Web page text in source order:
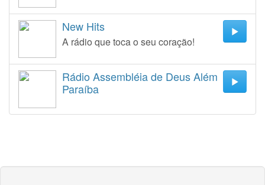
New Hits
A rádio que toca o seu coração!
Rádio Assembléia de Deus Além
Paraíba